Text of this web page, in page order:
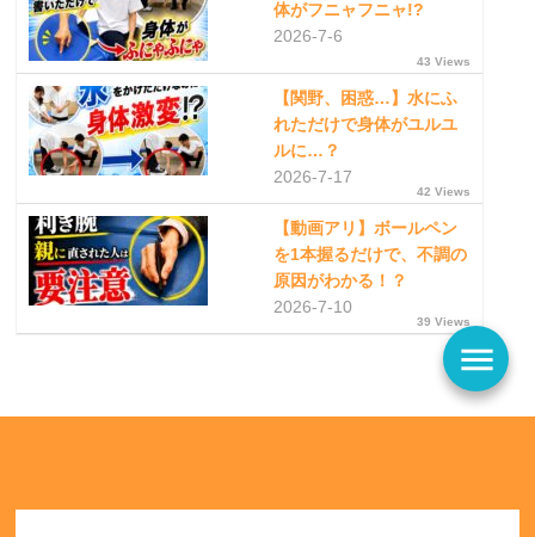
体がフニャフニャ!?
2026-7-6
43 Views
【関野、困惑…】水にふ
れただけで身体がユルユ
ルに…？
2026-7-17
42 Views
【動画アリ】ボールペン
を1本握るだけで、不調の
原因がわかる！？
2026-7-10
39 Views
menu